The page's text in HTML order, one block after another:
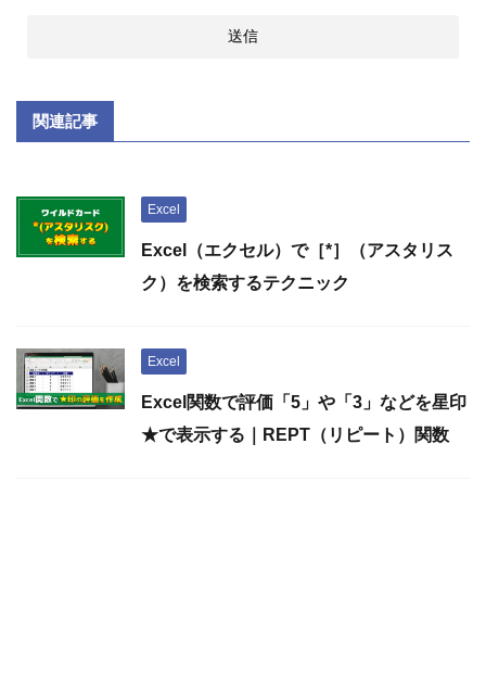
関連記事
Excel
Excel（エクセル）で［*］（アスタリス
ク）を検索するテクニック
Excel
Excel関数で評価「5」や「3」などを星印
★で表示する｜REPT（リピート）関数